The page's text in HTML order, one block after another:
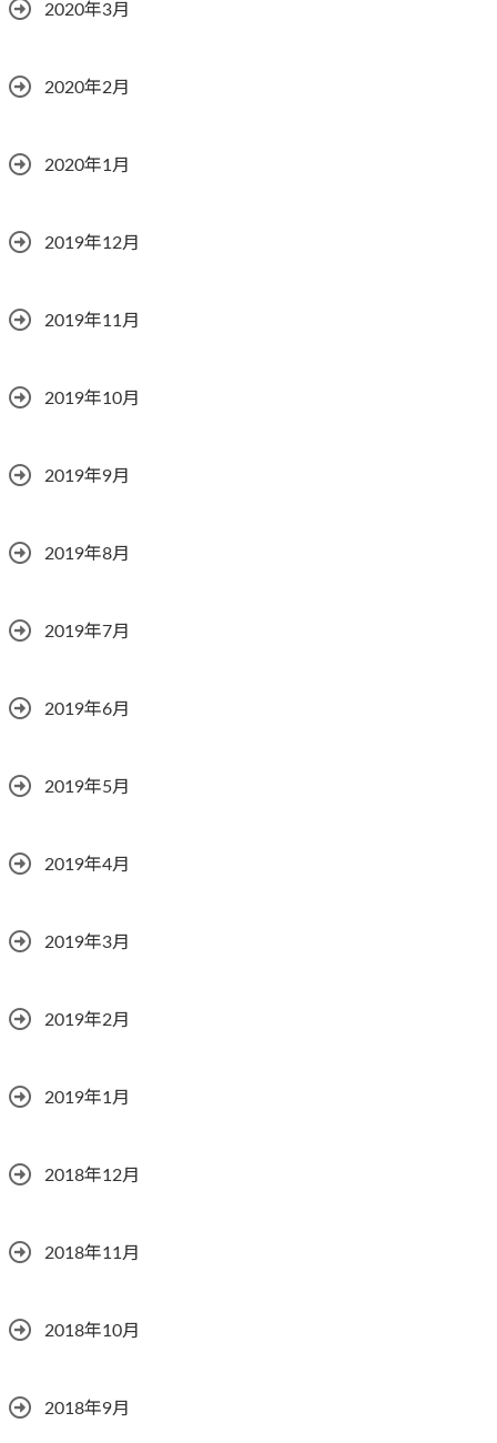
2020年3月
2020年2月
2020年1月
2019年12月
2019年11月
2019年10月
2019年9月
2019年8月
2019年7月
2019年6月
2019年5月
2019年4月
2019年3月
2019年2月
2019年1月
2018年12月
2018年11月
2018年10月
2018年9月